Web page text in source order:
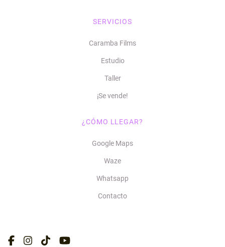
SERVICIOS
Caramba Films
Estudio
Taller
¡Se vende!
¿CÓMO LLEGAR?
Google Maps
Waze
Whatsapp
Contacto